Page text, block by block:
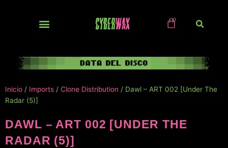
Inicio / Imports / Clone Distribution / Dawl – ART 002 [Under The
Radar (5)]
DAWL – ART 002 [UNDER THE
RADAR (5)]